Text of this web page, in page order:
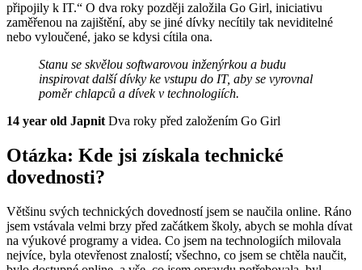
připojily k IT.“ O dva roky později založila Go Girl, iniciativu
zaměřenou na zajištění, aby se jiné dívky necítily tak neviditelné
nebo vyloučené, jako se kdysi cítila ona.
Stanu se skvělou softwarovou inženýrkou a budu
inspirovat další dívky ke vstupu do IT, aby se vyrovnal
poměr chlapců a dívek v technologiích.
14 year old Japnit Dva roky před založením Go Girl
Otázka: Kde jsi získala technické
dovednosti?
Většinu svých technických dovedností jsem se naučila online. Ráno
jsem vstávala velmi brzy před začátkem školy, abych se mohla dívat
na výukové programy a videa. Co jsem na technologiích milovala
nejvíce, byla otevřenost znalostí; všechno, co jsem se chtěla naučit,